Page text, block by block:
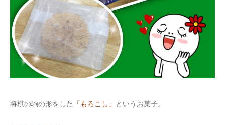
将棋の駒の形をした 「もろこし」 というお菓子。